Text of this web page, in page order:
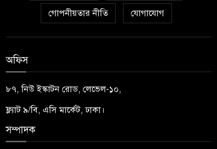
গোপনীয়তার নীতি যোগাযোগ
অফিস
৮৭, নিউ ইস্কাটন রোড, লেভেল-১০,
ফ্ল্যাট ৯/বি, এসি মার্কেট, ঢাকা।
সম্পাদক